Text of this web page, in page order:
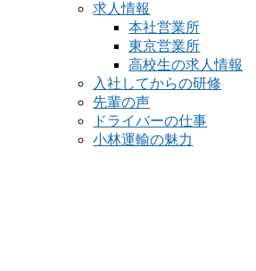
求人情報
本社営業所
東京営業所
高校生の求人情報
入社してからの研修
先輩の声
ドライバーの仕事
小林運輸の魅力